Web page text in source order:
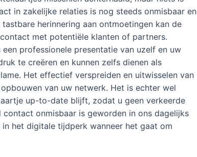
in zakelijke relaties is nog steeds onmisbaar en
herinnering aan ontmoetingen kan de
met potentiële klanten of partners.
professionele presentatie van uzelf en uw
te creëren en kunnen zelfs dienen als
Het effectief verspreiden en uitwisselen van
van uw netwerk. Het is echter wel
up-to-date blijft, zodat u geen verkeerde
onmisbaar is geworden in ons dagelijks
het digitale tijdperk wanneer het gaat om